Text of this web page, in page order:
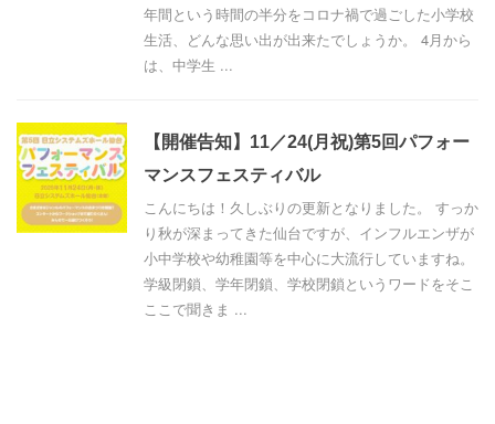
年間という時間の半分をコロナ禍で過ごした小学校
生活、どんな思い出が出来たでしょうか。 4月から
は、中学生 ...
【開催告知】11／24(月祝)第5回パフォー
マンスフェスティバル
こんにちは！久しぶりの更新となりました。 すっか
り秋が深まってきた仙台ですが、インフルエンザが
小中学校や幼稚園等を中心に大流行していますね。
学級閉鎖、学年閉鎖、学校閉鎖というワードをそこ
ここで聞きま ...